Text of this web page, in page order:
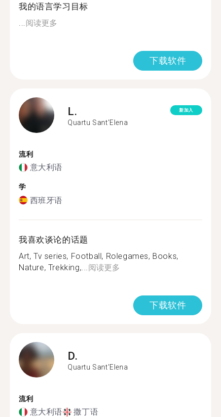
我的语言学习目标
阅读更多
下载软件
L.
Quartu Sant'Elena
新加入
流利
意大利语
学
西班牙语
我喜欢谈论的话题
Art, Tv series, Football, Rolegames, Books,
Nature, Trekking,... 阅读更多
下载软件
D.
Quartu Sant'Elena
流利
意大利语 撒丁语